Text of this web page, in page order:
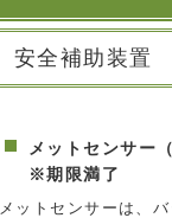
安全補助装置
メットセンサー
※期限満了
メットセンサーは、